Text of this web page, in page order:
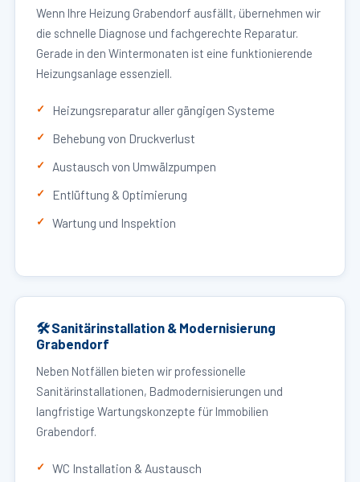
Wenn Ihre Heizung Grabendorf ausfällt, übernehmen wir
die schnelle Diagnose und fachgerechte Reparatur.
Gerade in den Wintermonaten ist eine funktionierende
Heizungsanlage essenziell.
Heizungsreparatur aller gängigen Systeme
Behebung von Druckverlust
Austausch von Umwälzpumpen
Entlüftung & Optimierung
Wartung und Inspektion
🛠 Sanitärinstallation & Modernisierung
Grabendorf
Neben Notfällen bieten wir professionelle
Sanitärinstallationen, Badmodernisierungen und
langfristige Wartungskonzepte für Immobilien
Grabendorf.
WC Installation & Austausch